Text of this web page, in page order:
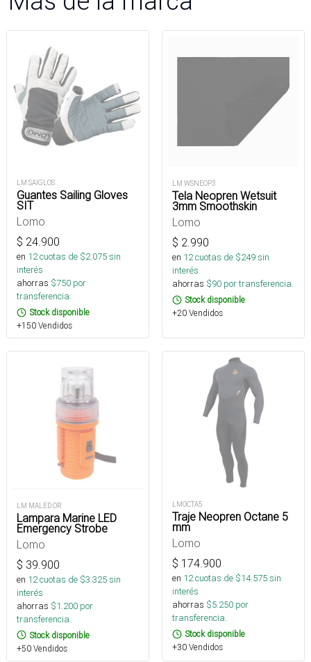
LM SAIGLOS
Guantes Sailing Gloves
SIT
Lomo
$ 24.900
en 12cuotas de $2.075sin
interés
ahorras $750 por
transferencia.
Stock disponible
+150 Vendidos
LM WSNEOP3
Tela Neopren Wetsuit
3mm Smoothskin
Lomo
$ 2.990
en 12cuotas de $249sin
interés
ahorras $90 por transferencia.
Stock disponible
+20 Vendidos
LM MALED OR
Lampara Marine LED
Emergency Strobe
Lomo
$ 39.900
en 12cuotas de $3.325sin
interés
ahorras $1.200 por
transferencia.
Stock disponible
+50 Vendidos
LMOCTA5
Traje Neopren Octane 5
mm
Lomo
$ 174.900
en 12cuotas de $14.575sin
interés
ahorras $5.250 por
transferencia.
Stock disponible
+30 Vendidos